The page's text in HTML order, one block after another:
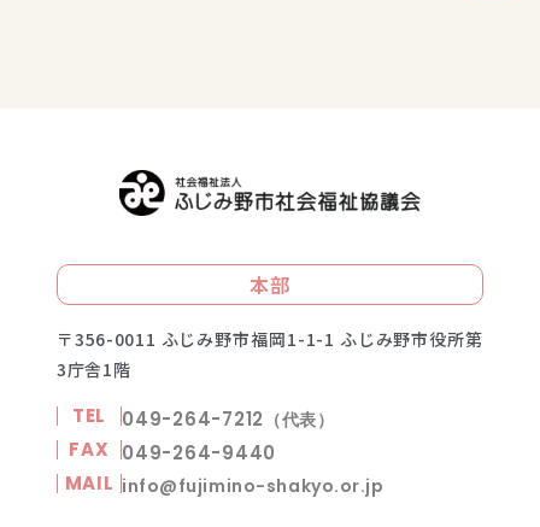
本部
〒356-0011 ふじみ野市福岡1-1-1 ふじみ野市役所第
3庁舎1階
TEL 049-264-7212 （代表）
FAX
049-264-9440
MAIL info@fujimino-shakyo.or.jp